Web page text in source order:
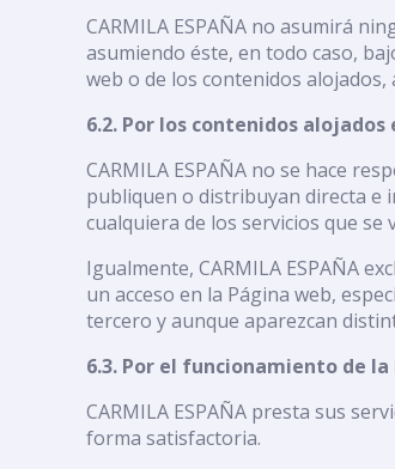
CARMILA ESPAÑA no asumirá
asumiendo éste, en todo caso,
web o de los contenidos
6.2. Por los contenidos
CARMILA ESPAÑA no se hace
publiquen o distribuyan directa e
cualquiera de los servicios que
Igualmente, CARMILA ESPAÑA
un acceso en la Página web,
tercero y aunque aparezcan
6.3. Por el funcionamiento de la
CARMILA ESPAÑA presta sus
forma satisfactoria.